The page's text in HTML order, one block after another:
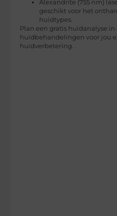
Alexandrite (755 nm)
geschikt voor het
huidtypes.
Plan een gratis huidanalyse
huidbehandelingen voor jou
huidverbetering.